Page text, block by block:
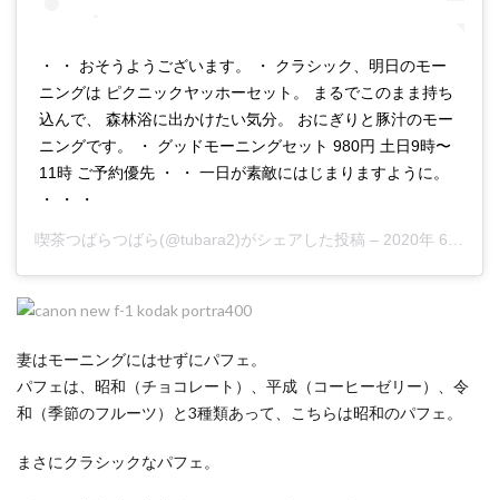
・ ・ おそうようございます。 ・ クラシック、明日のモー
ニングは ピクニックヤッホーセット。 まるでこのまま持ち
込んで、 森林浴に出かけたい気分。 おにぎりと豚汁のモー
ニングです。 ・ グッドモーニングセット 980円 土日9時〜
11時 ご予約優先 ・ ・ 一日が素敵にはじまりますように。
・ ・ ・
喫茶つばらつばら(@tubara2)がシェアした投稿 – 2020年 6月月11日午後10時28分PDT
妻はモーニングにはせずにパフェ。
パフェは、昭和（チョコレート）、平成（コーヒーゼリー）、令
和（季節のフルーツ）と3種類あって、こちらは昭和のパフェ。
まさにクラシックなパフェ。